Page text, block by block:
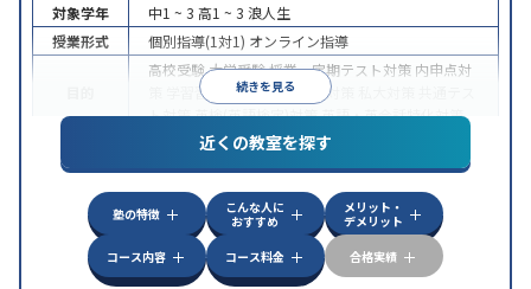
続きを見る
対象学年 中1 ~ 3 高1 ~ 3 浪人生
授業形式
個別指導(1対1) オンライン指導
高校受験大学受験授業・定期テスト対策 内申点対
学習習慣の定着国公立大対策
ト対策英検(英語検定)対策英語・英会話特化対策
特徴
中高一貫校生に対応授業の振替可能
学習にPC・タブレットを利用オンライン対応1
科目から受講可能
近くの教室を探す
塾の特徴
こんな人に
おすすめ
メリット・
デメリット
コース内容
コース料金 合格実績